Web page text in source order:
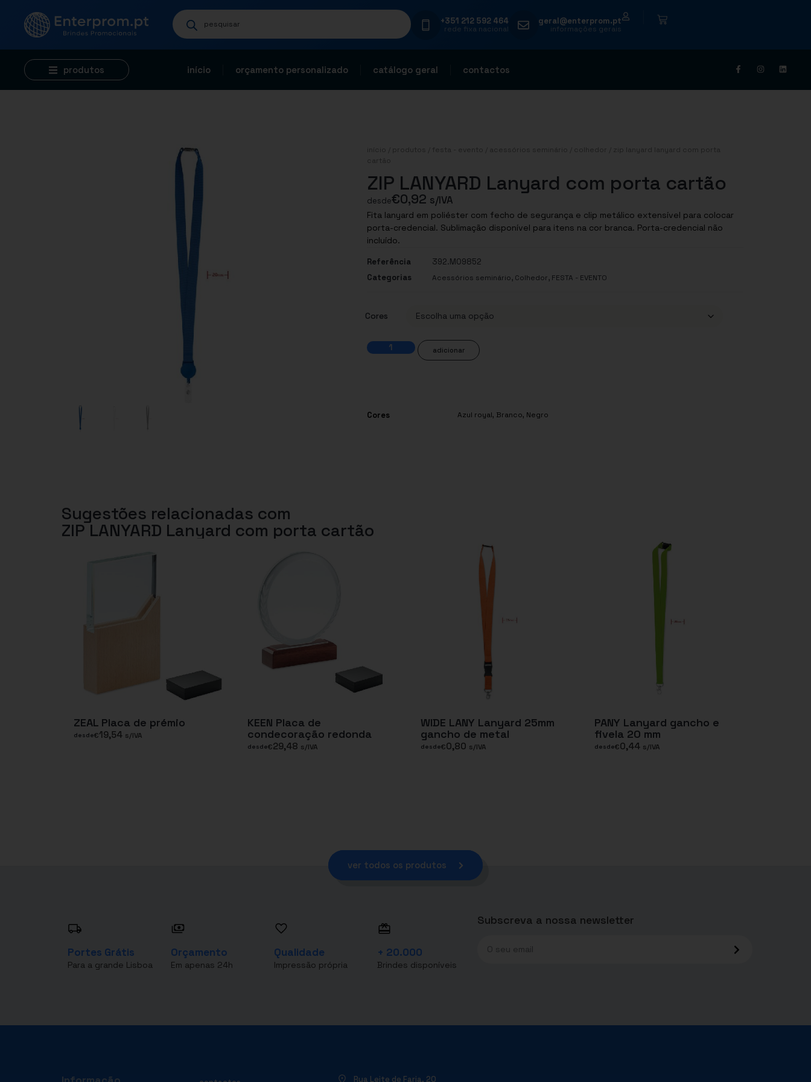
+351 212 592 464
rede fixa nacional
geral@enterprom.pt
informações gerais
produtos início orçamento personalizado catálogo geral contactos
início produtos festa - evento acessórios seminário colhedor
/ zip lanyard lanyard com porta
cartão
ZIP LANYARD Lanyard com porta cartão
desde€0,92 s/IVA
Fita lanyard em poliéster com fecho de segurança e clip metálico extensível para colocar
porta-credencial. Sublimação disponível para itens na cor branca. Porta-credencial não
incluído.
Referência
392.MO9852
Categorias
Acessórios seminário, Colhedor, FESTA - EVENTO
Cores
adicionar
Cores Azul royal, Branco, Negro
Sugestões relacionadas com
ZIP LANYARD Lanyard com porta cartão
ZEAL Placa de prémio
desde€19,54 s/IVA
KEEN Placa de
condecoração redonda
desde€29,48 s/IVA
WIDE LANY Lanyard 25mm
gancho de metal
desde€0,80 s/IVA
PANY Lanyard gancho e
fivela 20 mm
desde€0,44 s/IVA
ver todos os produtos
Portes Grátis
Para a grande Lisboa
Orçamento
Em apenas 24h
Qualidade
Impressão própria
+ 20.000
Brindes disponíveis
Subscreva a nossa newsletter
Rua Leite de Faria, 20